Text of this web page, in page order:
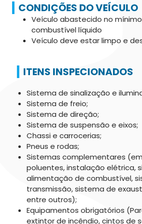
CONDIÇÕES DO VEÍCULO
Veículo abastecido no mínimo
combustível líquido
Veículo deve estar limpo e
ITENS INSPECIONADOS
Sistema de sinalização e
Sistema de freio;
Sistema de direção;
Sistema de suspensão e eixos;
Chassi e carrocerias;
Pneus e rodas;
Sistemas complementares
poluentes, instalação elétrica,
alimentação de combustível,
transmissão, sistema de
entre outros);
Equipamentos obrigatórios
extintor de incêndio, cintos de